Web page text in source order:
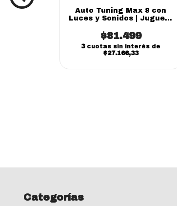
Auto Tuning Max 8 con
Luces y Sonidos | Juguete
$81.499
3 cuotas sin interés de
$27.166,33
Categorías